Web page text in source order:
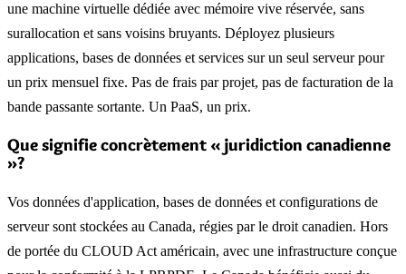
une machine virtuelle dédiée avec mémoire vive réservée, sans
surallocation et sans voisins bruyants. Déployez plusieurs
applications, bases de données et services sur un seul serveur pour
un prix mensuel fixe. Pas de frais par projet, pas de facturation de la
bande passante sortante. Un PaaS, un prix.
Que signifie concrètement « juridiction canadienne
»?
Vos données d'application, bases de données et configurations de
serveur sont stockées au Canada, régies par le droit canadien. Hors
de portée du CLOUD Act américain, avec une infrastructure conçue